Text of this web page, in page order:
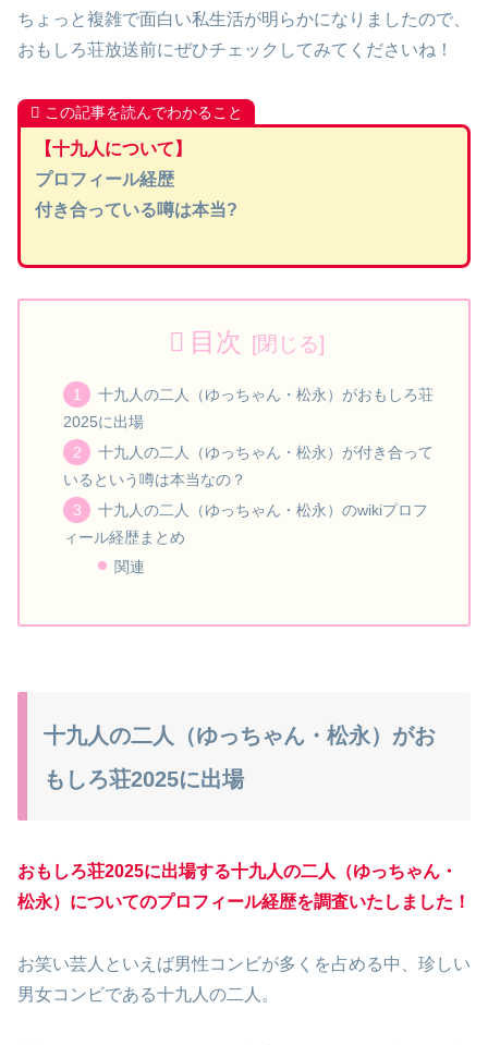
ちょっと複雑で面白い私生活が明らかになりましたので、
おもしろ荘放送前にぜひチェックしてみてくださいね！
この記事を読んでわかること
【十九人について】
プロフィール経歴
付き合っている噂は本当?
目次
十九人の二人（ゆっちゃん・松永）がおもしろ荘
2025に出場
十九人の二人（ゆっちゃん・松永）が付き合って
いるという噂は本当なの？
十九人の二人（ゆっちゃん・松永）のwikiプロフ
ィール経歴まとめ
関連
十九人の二人（ゆっちゃん・松永）がお
もしろ荘2025に出場
おもしろ荘2025に出場する十九人の二人（ゆっちゃん・
松永）についてのプロフィール経歴を調査いたしました！
お笑い芸人といえば男性コンビが多くを占める中、珍しい
男女コンビである十九人の二人。